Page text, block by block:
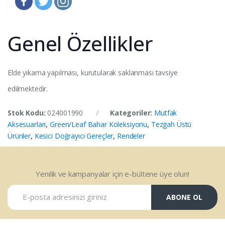
Genel Özellikler
Elde yıkama yapılması, kurutularak saklanması tavsiye
edilmektedir.
Stok Kodu: 024001990 Kategoriler: Mutfak
Aksesuarları,Green/Leaf Bahar Koleksiyonu, Tezgah Üstü
Ürünler, Kesici Doğrayıcı Gereçler, Rendeler
Yenilik ve kampanyalar için e-bültene üye olun!
ABONE OL